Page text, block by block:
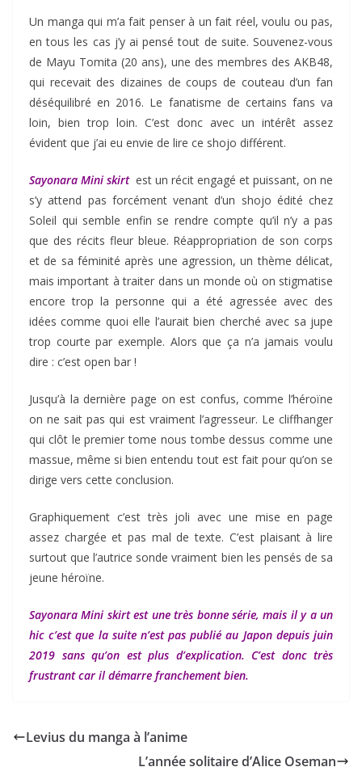
Un manga qui m’a fait penser à un fait réel, voulu ou pas,
en tous les cas j’y ai pensé tout de suite. Souvenez-vous
de Mayu Tomita (20 ans), une des membres des AKB48,
qui recevait des dizaines de coups de couteau d’un fan
déséquilibré en 2016. Le fanatisme de certains fans va
loin, bien trop loin. C’est donc avec un intérêt assez
évident que j’ai eu envie de lire ce shojo différent.
Sayonara Mini skirt est un récit engagé et puissant, on ne
s’y attend pas forcément venant d’un shojo édité chez
Soleil qui semble enfin se rendre compte qu’il n’y a pas
que des récits fleur bleue. Réappropriation de son corps
et de sa féminité après une agression, un thème délicat,
mais important à traiter dans un monde où on stigmatise
encore trop la personne qui a été agressée avec des
idées comme quoi elle l’aurait bien cherché avec sa jupe
trop courte par exemple. Alors que ça n’a jamais voulu
dire : c’est open bar !
Jusqu’à la dernière page on est confus, comme l’héroïne
on ne sait pas qui est vraiment l’agresseur. Le cliffhanger
qui clôt le premier tome nous tombe dessus comme une
massue, même si bien entendu tout est fait pour qu’on se
dirige vers cette conclusion.
Graphiquement c’est très joli avec une mise en page
assez chargée et pas mal de texte. C’est plaisant à lire
surtout que l’autrice sonde vraiment bien les pensés de sa
jeune héroïne.
Sayonara Mini skirt est une très bonne série, mais il y a un
hic c’est que la suite n’est pas publié au Japon depuis juin
2019 sans qu’on est plus d’explication. C’est donc très
frustrant car il démarre franchement bien.
Levius du manga à l’anime
L’année solitaire d’Alice Oseman